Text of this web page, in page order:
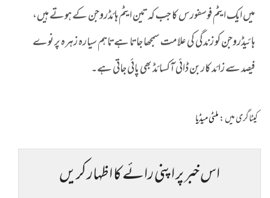
میں ایک ایٹم فوسفورس کا جب کہ تین ایٹم ہائڈروجن کے ہوتے ہیں،
ہائیڈروجن کو زندگی کی علامت سمجھا جاتا ہےتاہم سیارہ زہرہ پر نوے
فیصد سے زائد کاربن ڈائی آکسائڈ بھی پائی جاتی ہے۔
کیٹاگری میں :ملٹی میڈیا
اس خبر پر اپنی رائے کا اظہار کریں